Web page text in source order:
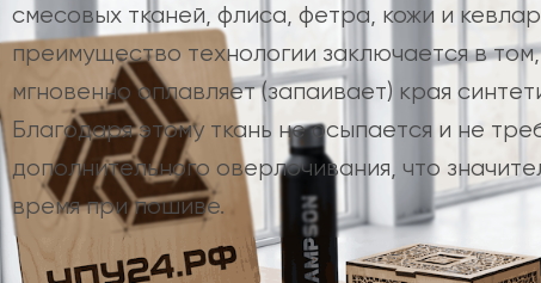
смесовых тканей, флиса, фетра, кожи и
преимущество технологии заключается в
мгновенно оплавляет (запаивает) края
Благодаря этому ткань не осыпается и не
дополнительного оверлочивания, что
время при пошиве.